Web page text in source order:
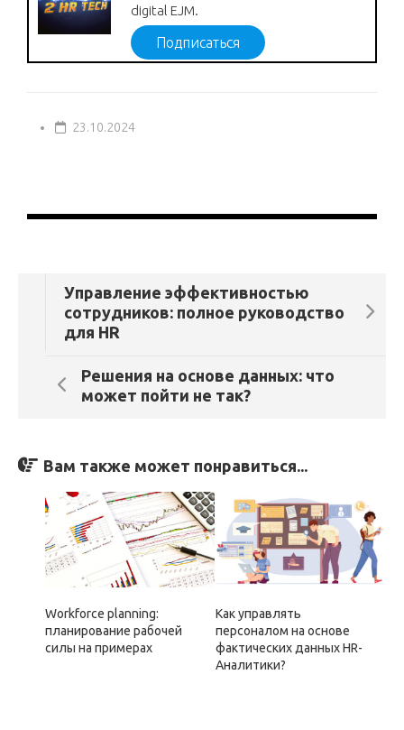
digital EJM.
Подписаться
23.10.2024
Управление эффективностью
сотрудников: полное руководство
для HR
Решения на основе данных: что
может пойти не так?
Вам также может понравиться...
Workforce planning:
планирование рабочей
силы на примерах
Как управлять
персоналом на основе
фактических данных HR-
Аналитики?